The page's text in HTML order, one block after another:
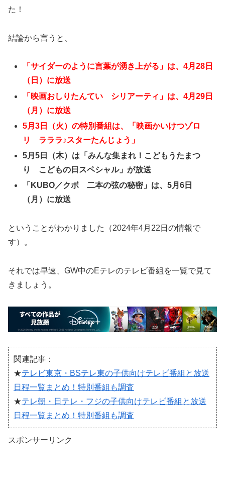
た！
結論から言うと、
「サイダーのように言葉が湧き上がる」は、4月28日
（日）に放送
「映画おしりたんてい シリアーティ」は、4月29日
（月）に放送
5月3日（火）の特別番組は、「映画かいけつゾロ
リ ラララ♪スターたんじょう」
5月5日（木）は「みんな集まれ！こどもうたまつ
り こどもの日スペシャル」が放送
「KUBO／クボ 二本の弦の秘密」は、5月6日
（月）に放送
ということがわかりました（2024年4月22日の情報で
す）。
それでは早速、GW中のEテレのテレビ番組を一覧で見て
きましょう。
関連記事：
★テレビ東京・BSテレ東の子供向けテレビ番組と放送
日程一覧まとめ！特別番組も調査
★テレ朝・日テレ・フジの子供向けテレビ番組と放送
日程一覧まとめ！特別番組も調査
スポンサーリンク